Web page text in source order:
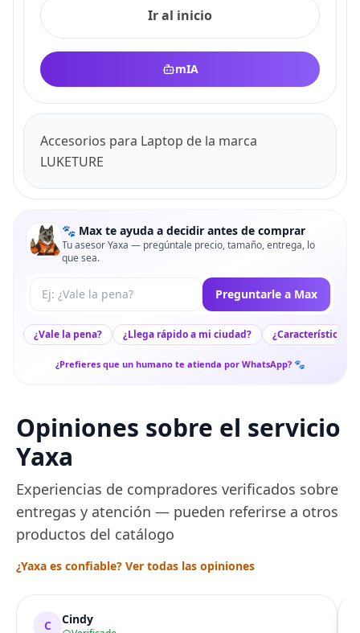
Ir al inicio
mIA
Accesorios para Laptop de la marca
LUKETURE
🐾 Max te ayuda a decidir antes de comprar
Tu asesor Yaxa — pregúntale precio, tamaño, entrega, lo
que sea.
Tu pregunta a Max Preguntarle a Max
¿Vale la pena? ¿Llega rápido a mi ciudad? ¿Características
¿Prefieres que un humano te atienda por WhatsApp? 🐾
Opiniones sobre el servicio
Yaxa
Experiencias de compradores verificados sobre
entregas y atención — pueden referirse a otros
productos del catálogo
¿Yaxa es confiable? Ver todas las opiniones
C Cindy